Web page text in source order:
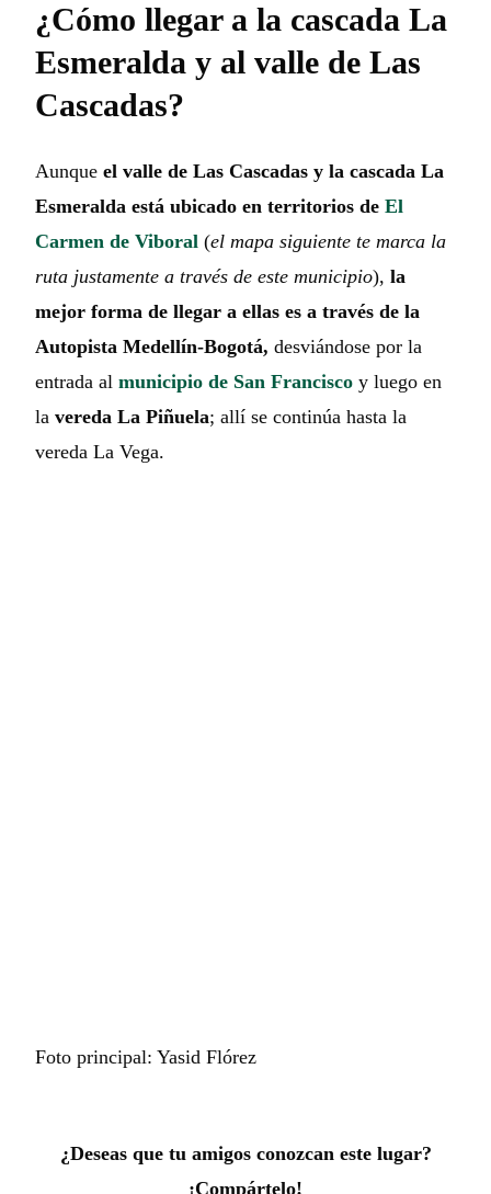
¿Cómo llegar a la cascada La
Esmeralda y al valle de Las
Cascadas?
Aunque el valle de Las Cascadas y la cascada La
Esmeralda está ubicado en territorios de El
Carmen de Viboral (el mapa siguiente te marca la
ruta justamente a través de este municipio), la
mejor forma de llegar a ellas es a través de la
Autopista Medellín-Bogotá, desviándose por la
entrada al municipio de San Francisco y luego en
la vereda La Piñuela; allí se continúa hasta la
vereda La Vega.
Foto principal: Yasid Flórez
¿Deseas que tu amigos conozcan este lugar?
¡Compártelo!